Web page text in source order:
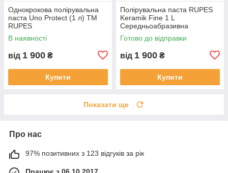
Однокрокова полірувальна
паста Uno Protect (1 л) ТМ
RUPES
В наявності
від 1 900 ₴
Купити
Полірувальна паста RUPES
Keramik Fine 1 L
Середньоабразивна
Готово до відправки
від 1 900 ₴
Купити
Показати ще
Про нас
97% позитивних з 123 відгуків за рік